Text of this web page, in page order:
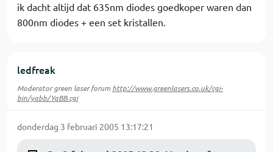
ik dacht altijd dat 635nm diodes goedkoper waren dan
800nm diodes + een set kristallen.
ledfreak
Moderator green laser forum http://www.greenlasers.co.uk/cgi-
bin/yabb/YaBB.cgi
donderdag 3 februari 2005 13:17:21